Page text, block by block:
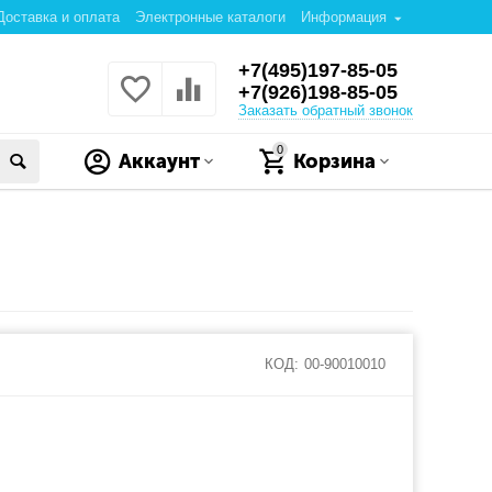
и оплата Электронные каталоги Информация
+7(495)197-85-05
+7(926)198-85-05
Заказать обратный звонок
0
Корзина
Аккаунт
КОД: 00-90010010